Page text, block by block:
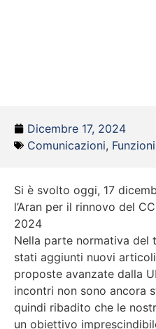
Dicembre 17, 2024
Comunicazioni,
Si è svolto oggi, 17
l’Aran per il rinnovo del
2024
Nella parte normativa del
stati aggiunti nuovi
proposte avanzate dalla
incontri non sono ancora
quindi ribadito che le
un obiettivo